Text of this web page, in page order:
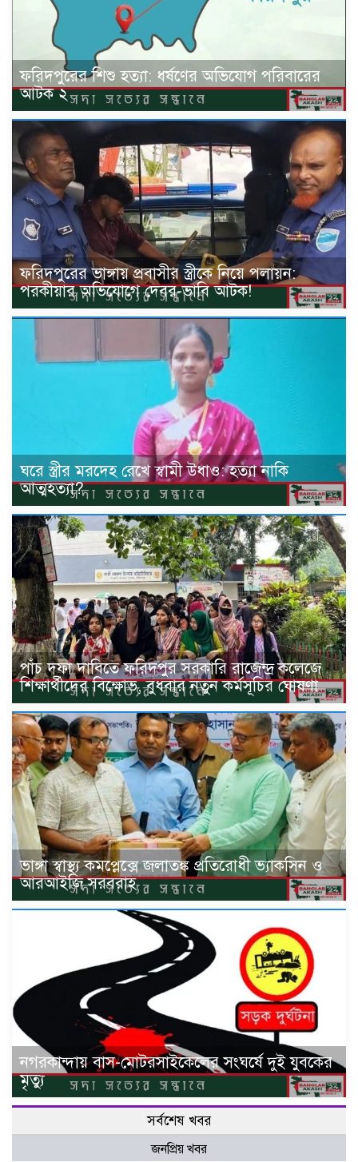
ফরিদপুরের শিশু হত্যা: ধর্ষণের অভিযোগ পরিবারের
আটক ২
ফরিদপুরের ভাঙ্গায় প্রবাসীর স্ত্রীকে নিয়ে পলায়ন:
পরকীয়ার অভিযোগে দেবর-ভাবি আটক!
ঘরে স্ত্রীর মরদেহ রেখে স্বামী উধাও: হত্যা নাকি
আত্মহত্যা?
পাঁচ দফা দাবিতে ফরিদপুর সরকারি রাজেন্দ্র কলেজে
শিক্ষার্থীদের বিক্ষোভ, বুধবার নতুন কর্মসূচির ঘোষণা
ভাঙ্গা স্বাস্থ্য কমপ্লেক্সে জলাতঙ্ক প্রতিরোধী ভ্যাকসিন ও
আরআইজি সরবরাহ
নগরকান্দায় বাস-মোটরসাইকেলের সংঘর্ষে দুই যুবকের
মৃত্যু
সর্বশেষ খবর
জনপ্রিয় খবর